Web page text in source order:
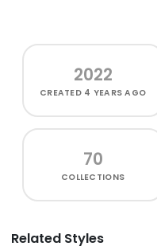
2022
CREATED 4 YEARS AGO
70
COLLECTIONS
Related Styles